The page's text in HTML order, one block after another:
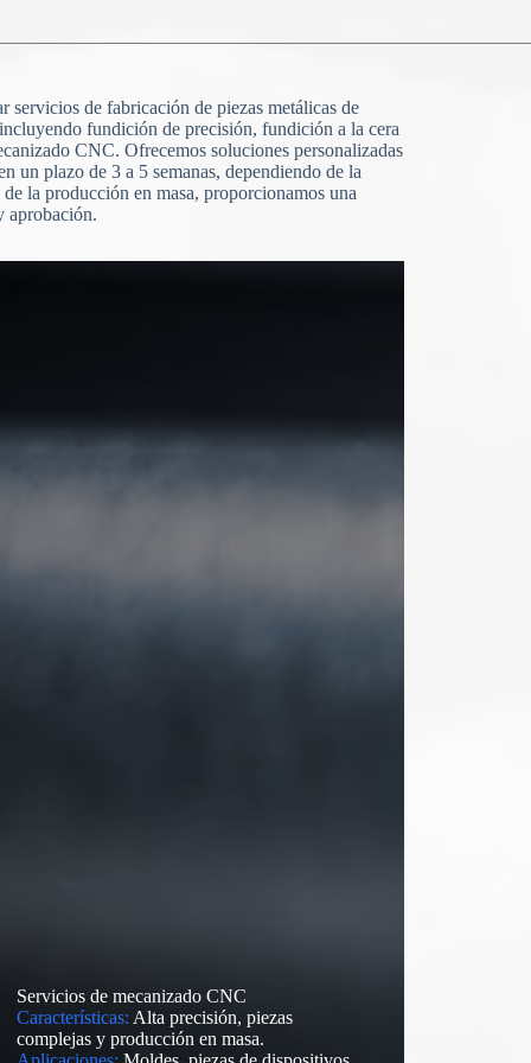
servicios de fabricación de piezas metálicas de
fundición de precisión, fundición a la cera
CNC. Ofrecemos soluciones personalizadas
un plazo de 3 a 5 semanas, dependiendo de la
la producción en masa, proporcionamos una
aprobación.
Servicios de mecanizado CNC
Características: Alta precisión, piezas
complejas y producción en masa.